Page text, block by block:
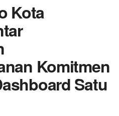
Kota
Komitmen
Satu